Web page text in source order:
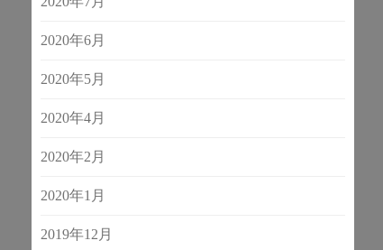
2020年6月
2020年5月
2020年4月
2020年2月
2020年1月
2019年12月